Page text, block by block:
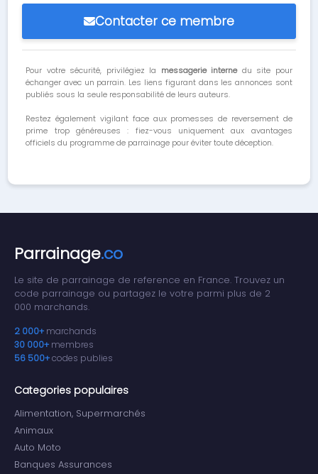
Contacter ce membre
Pour votre sécurité, privilégiez la messagerie internedu site pour
échanger avec un parrain. Les liens figurant dans les annonces sont
publiés sous la seule responsabilité de leurs auteurs.
Restez également vigilant face aux promesses de reversement de
prime trop généreuses : fiez-vous uniquement aux avantages
officiels du programme de parrainage pour éviter toute déception.
Parrainage.co
Le site de parrainage de reference en France. Trouvez un
code parrainage ou partagez le votre parmi plus de 2
000 marchands.
2 000+ marchands
30 000+ membres
56 500+codes publies
Categories populaires
Alimentation, Supermarchés
Animaux
Auto Moto
Banques Assurances